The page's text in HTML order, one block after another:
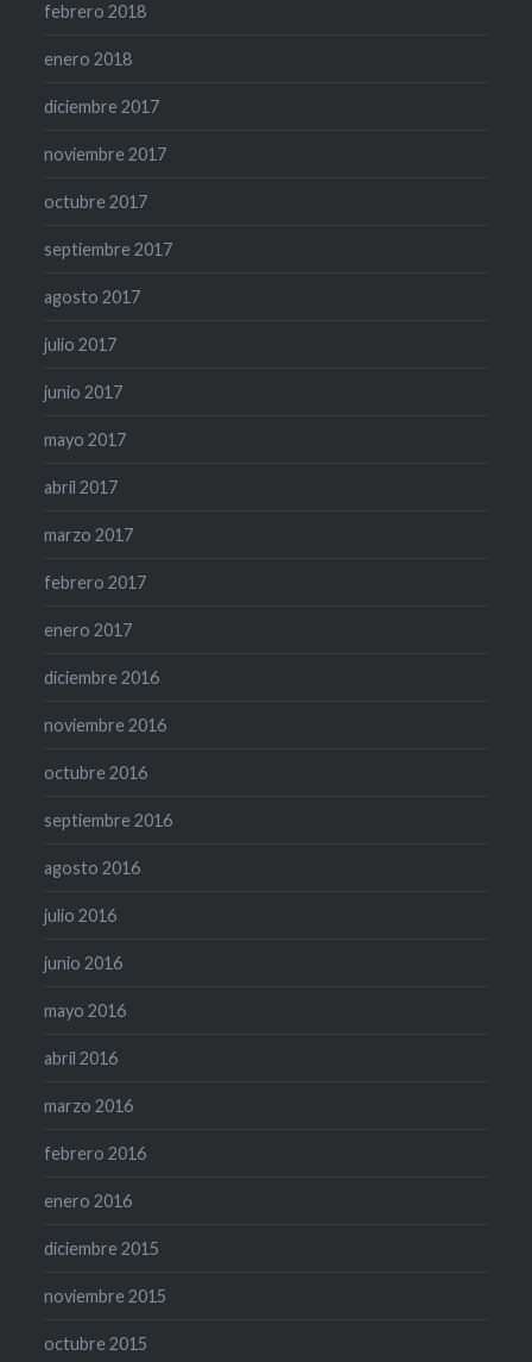
febrero 2018
enero 2018
diciembre 2017
noviembre 2017
octubre 2017
septiembre 2017
agosto 2017
julio 2017
junio 2017
mayo 2017
abril 2017
marzo 2017
febrero 2017
enero 2017
diciembre 2016
noviembre 2016
octubre 2016
septiembre 2016
agosto 2016
julio 2016
junio 2016
mayo 2016
abril 2016
marzo 2016
febrero 2016
enero 2016
diciembre 2015
noviembre 2015
octubre 2015